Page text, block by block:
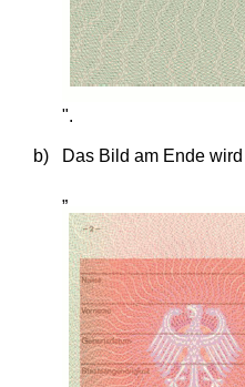
".
b) Das Bild am Ende
„